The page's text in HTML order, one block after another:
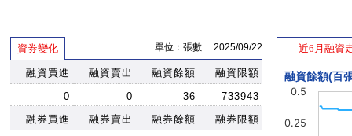
資券變化 單位：張數 2025/09/22
融資買進 融資賣出 融資餘額
融資限額
0
0 36
733943
融券買進
融券賣出 融券餘額
融券限額
近6月融資
融資餘額(百
0.25
0.5